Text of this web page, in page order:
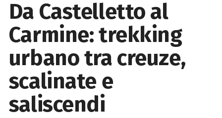
Da Castelletto al
Carmine: trekking
urbano tra creuze,
scalinate e
saliscendi